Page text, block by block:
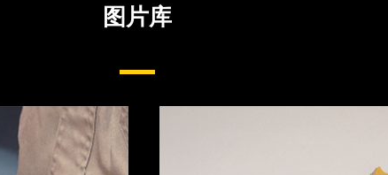
图片库